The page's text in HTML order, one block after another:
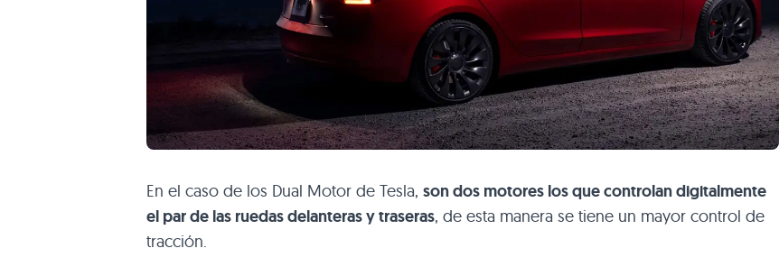
En el caso de los Dual Motor de Tesla, son dos motores los que controlan digitalmente
el par de las ruedas delanteras y traseras, de esta manera se tiene un mayor control de
tracción.